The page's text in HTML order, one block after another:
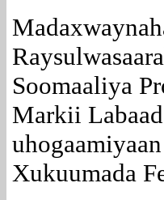
Soomaaliya
Markii
Xukuumada